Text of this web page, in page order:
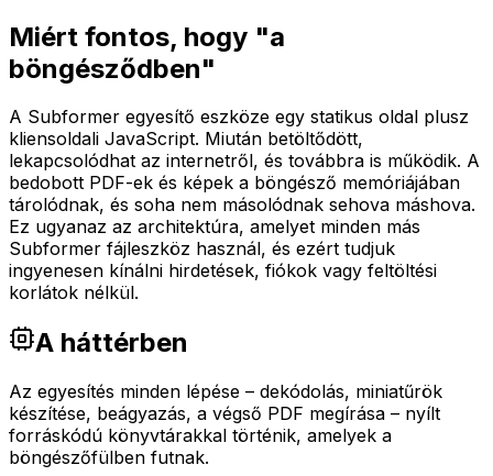
Miért fontos, hogy "a
böngésződben"
A Subformer egyesítő eszköze egy statikus oldal plusz
kliensoldali JavaScript. Miután betöltődött,
lekapcsolódhat az internetről, és továbbra is működik. A
bedobott PDF-ek és képek a böngésző memóriájában
tárolódnak, és soha nem másolódnak sehova máshova.
Ez ugyanaz az architektúra, amelyet minden más
Subformer fájleszköz használ, és ezért tudjuk
ingyenesen kínálni hirdetések, fiókok vagy feltöltési
korlátok nélkül.
A háttérben
Az egyesítés minden lépése – dekódolás, miniatűrök
készítése, beágyazás, a végső PDF megírása – nyílt
forráskódú könyvtárakkal történik, amelyek a
böngészőfülben futnak.